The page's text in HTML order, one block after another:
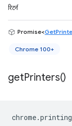
रिटर्न
Promise<
Chrome 100+
getPrinters()
chrome.printing